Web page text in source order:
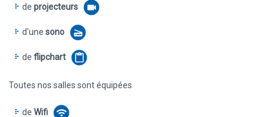
de projecteurs
d'unesono
deflipchart
Toutes nos salles sont équipées
deWifi